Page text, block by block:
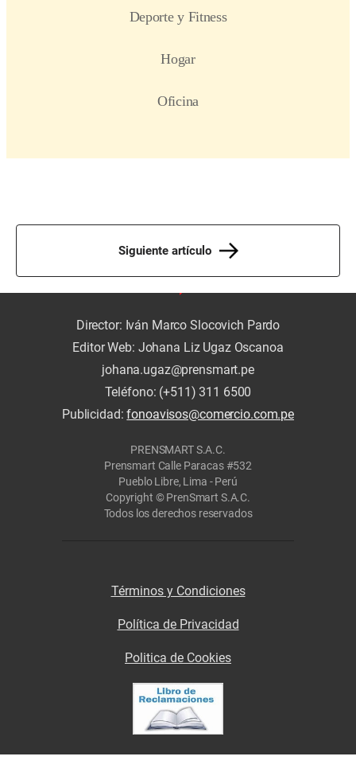
Siguiente artículo
Director: Iván Marco Slocovich Pardo
Editor Web: Johana Liz Ugaz Oscanoa
johana.ugaz@prensmart.pe
Teléfono: (+511) 311 6500
Publicidad:fonoavisos@comercio.com.pe
PRENSMART S.A.C.
Prensmart Calle Paracas #532
Pueblo Libre, Lima - Perú
Copyright © PrenSmart S.A.C.
Todos los derechos reservados
Términos y Condiciones
Política de Privacidad
Politica de Cookies